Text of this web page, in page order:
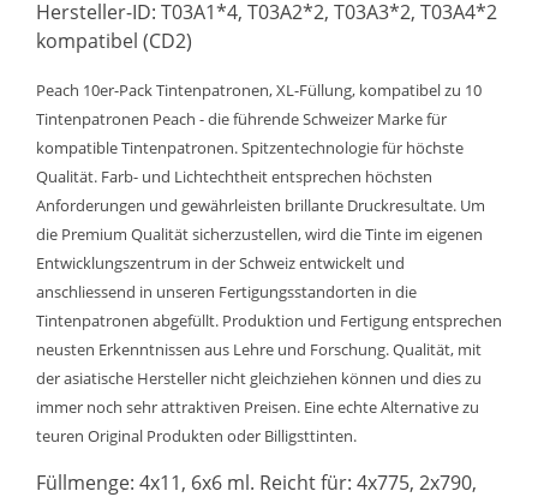
Hersteller-ID: T03A1*4, T03A2*2, T03A3*2, T03A4*2
kompatibel (CD2)
Peach 10er-Pack Tintenpatronen, XL-Füllung, kompatibel zu 10
Tintenpatronen Peach - die führende Schweizer Marke für
kompatible Tintenpatronen. Spitzentechnologie für höchste
Qualität. Farb- und Lichtechtheit entsprechen höchsten
Anforderungen und gewährleisten brillante Druckresultate. Um
die Premium Qualität sicherzustellen, wird die Tinte im eigenen
Entwicklungszentrum in der Schweiz entwickelt und
anschliessend in unseren Fertigungsstandorten in die
Tintenpatronen abgefüllt. Produktion und Fertigung entsprechen
neusten Erkenntnissen aus Lehre und Forschung. Qualität, mit
der asiatische Hersteller nicht gleichziehen können und dies zu
immer noch sehr attraktiven Preisen. Eine echte Alternative zu
teuren Original Produkten oder Billigsttinten.
Füllmenge: 4x11, 6x6 ml. Reicht für: 4x775, 2x790,